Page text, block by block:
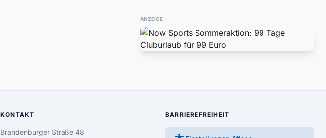
ANZEIGE
KONTAKT
Brandenburger Straße 48
BARRIEREFREIHEIT